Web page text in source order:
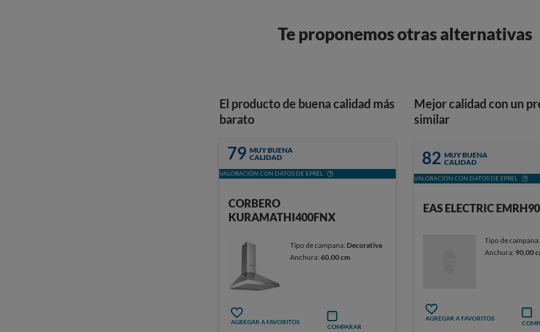
Te proponemos otras alternativas
El producto de buena calidad más
barato
79 MUY BUENA
CALIDAD
VALORACIÓN CON DATOS DE EPREL
CORBERO
KURAMATHI400FNX
Tipo de campana: Decorativa
Anchura:60,00 cm
AGREGAR A FAVORITOS
COMPARAR
Mejor calidad con un
similar
82 MUY BUENA
CALIDAD
VALORACIÓN CON DATOS DE EPREL
EAS ELECTRIC
Tipo de campana:
Anchura: 90,00
AGREGAR A FAVORITOS